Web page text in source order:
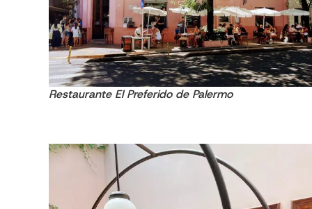
Restaurante El Preferido de Palermo